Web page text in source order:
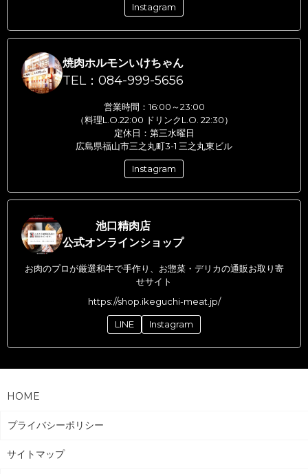
Instagram
焼肉ホルモンいけちゃん
TEL：084-999-5656
営業時間：16:00～23:00
（料理L.O.22:00 ドリンクL.O. 22:30）
定休日：第三水曜日
広島県福山市三之丸町3-1 三之丸東ビル
Instagram
池口精肉店
公式オンラインショップ
お肉のプロが厳選和牛で手作り、お惣菜・デリカの通販お取り寄
せサイト
https://shop.ikeguchi-meat.jp/
LINE Instagram
HOME
プライバシーポリシー
サイトマップ